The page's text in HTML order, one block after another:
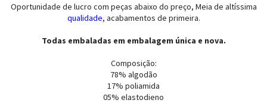
Oportunidade de lucro com peças abaixo do preço, Meia de altíssima
qualidade, acabamentos de primeira.
Todas embaladas em embalagem única e nova.
Composição:
78% algodão
17% poliamida
05% elastodieno